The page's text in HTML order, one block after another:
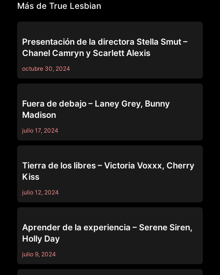
Más de True Lesbian
Presentación de la directora Stella Smut –
Chanel Camryn y Scarlett Alexis
octubre 30, 2024
Fuera de debajo – Laney Grey, Bunny
Madison
julio 17, 2024
Tierra de los libres – Victoria Voxxx, Cherry
Kiss
julio 12, 2024
Aprender de la experiencia – Serene Siren,
Holly Day
julio 9, 2024